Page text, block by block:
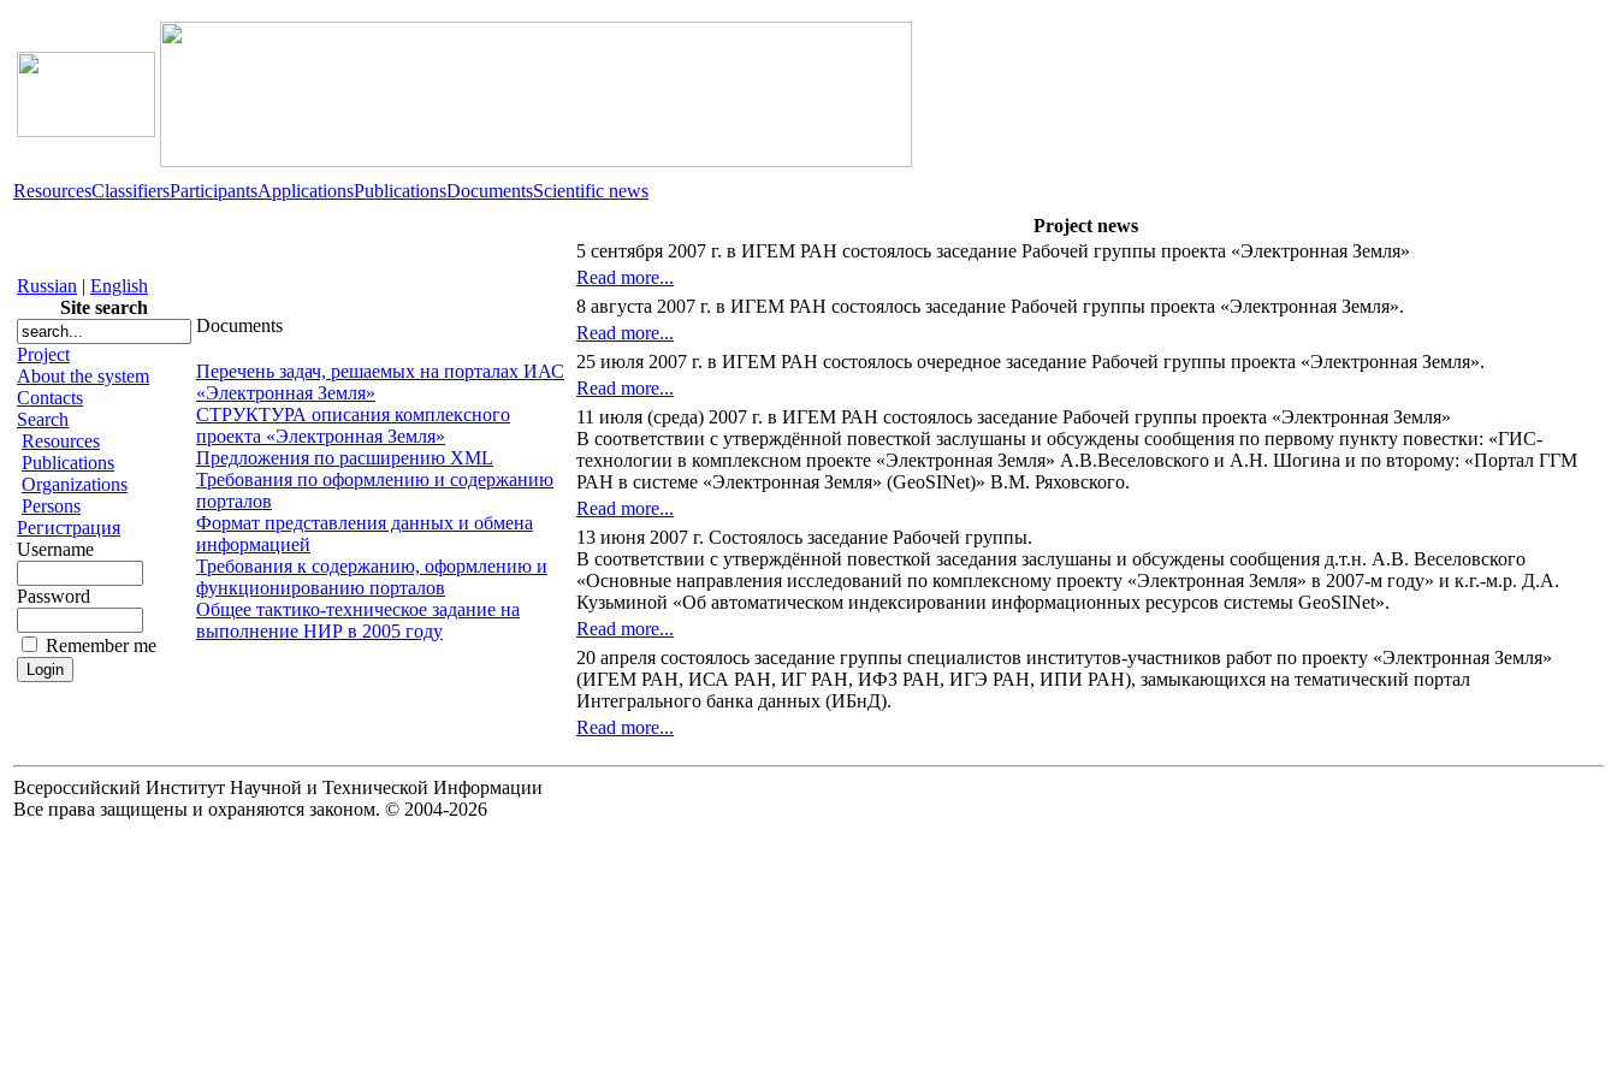
ResourcesClassifiersParticipantsApplicationsPublicationsDocumentsScientific news
Russian | English
Site search
Project
About the system
Contacts
Search
Resources
Publications
Organizations
Persons
Регистрация
Username
Password
Remember me
Documents
Перечень задач, решаемых на порталах ИАС
«Электронная Земля»
СТРУКТУРА описания комплексного
проекта «Электронная Земля»
Предложения по расширению XML
Требования по оформлению и содержанию
порталов
Формат представления данных и обмена
информацией
Требования к содержанию, оформлению и
функционированию порталов
Общее тактико-техническое задание на
выполнение НИР в 2005 году
Project news
5 сентября 2007 г. в ИГЕМ РАН состоялось заседание Рабочей группы проекта «Электронная Земля»
Read more...
8 августа 2007 г. в ИГЕМ РАН состоялось заседание Рабочей группы проекта «Электронная Земля».
Read more...
25 июля 2007 г. в ИГЕМ РАН состоялось очередное заседание Рабочей группы проекта «Электронная Земля».
Read more...
11 июля (среда) 2007 г. в ИГЕМ РАН состоялось заседание Рабочей группы проекта «Электронная Земля»
В соответствии с утверждённой повесткой заслушаны и обсуждены сообщения по первому пункту повестки: «ГИС-
технологии в комплексном проекте «Электронная Земля» А.В.Веселовского и А.Н. Шогина и по второму: «Портал ГГМ
РАН в системе «Электронная Земля» (GeoSINet)» В.М. Ряховского.
Read more...
13 июня 2007 г. Состоялось заседание Рабочей группы.
В соответствии с утверждённой повесткой заседания заслушаны и обсуждены сообщения д.т.н. А.В. Веселовского
«Основные направления исследований по комплексному проекту «Электронная Земля» в 2007-м году» и к.г.-м.р. Д.А.
Кузьминой «Об автоматическом индексировании информационных ресурсов системы GeoSINet».
Read more...
20 апреля состоялось заседание группы специалистов институтов-участников работ по проекту «Электронная Земля»
(ИГЕМ РАН, ИСА РАН, ИГ РАН, ИФЗ РАН, ИГЭ РАН, ИПИ РАН), замыкающихся на тематический портал
Интегрального банка данных (ИБнД).
Read more...
Всероссийский Институт Научной и Технической Информации
Все права защищены и охраняются законом. © 2004-2026